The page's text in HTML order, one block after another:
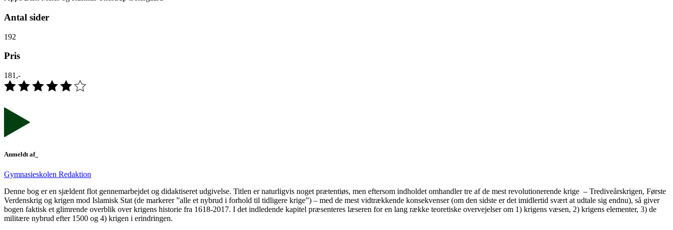
Antal sider
192
Pris
181,-
Anmeldt af_
Gymnasieskolen Redaktion
Denne bog er en sjældent flot gennemarbejdet og didaktiseret udgivelse. Titlen er naturligvis noget prætentiøs, men eftersom indholdet omhandler tre af de mest revolutionerende krige – Trediveårskrigen, Første
Verdenskrig og krigen mod Islamisk Stat (de markerer ”alle et nybrud i forhold til tidligere krige”) – med de mest vidtrækkende konsekvenser (om den sidste er det imidlertid svært at udtale sig endnu), så giver
bogen faktisk et glimrende overblik over krigens historie fra 1618-2017. I det indledende kapitel præsenteres læseren for en lang række teoretiske overvejelser om 1) krigens væsen, 2) krigens elementer, 3) de
militære nybrud efter 1500 og 4) krigen i erindringen.